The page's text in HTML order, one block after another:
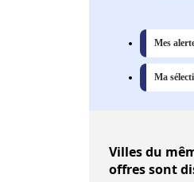
Mes
Ma
Villesdu
offres sont